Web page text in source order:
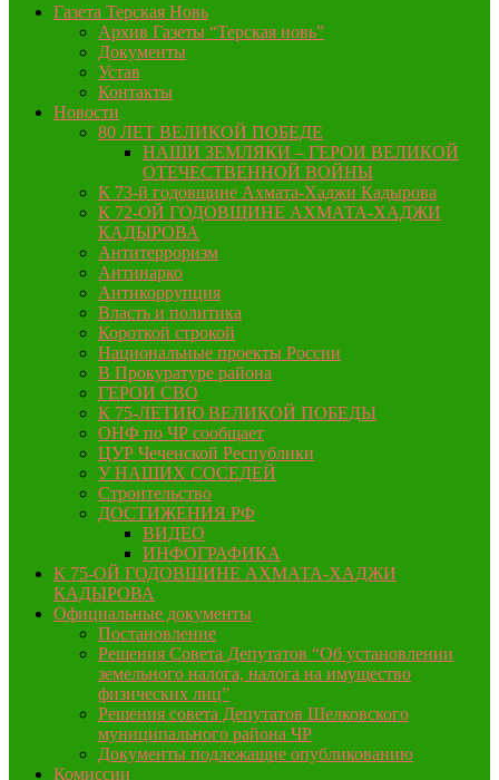
Газета Терская Новь
Архив Газеты “Терская новь”
Документы
Устав
Контакты
Новости
80 ЛЕТ ВЕЛИКОЙ ПОБЕДЕ
НАШИ ЗЕМЛЯКИ – ГЕРОИ ВЕЛИКОЙ
ОТЕЧЕСТВЕННОЙ ВОЙНЫ
К 73-й годовщине Ахмата-Хаджи Кадырова
К 72-ОЙ ГОДОВЩИНЕ АХМАТА-ХАДЖИ
КАДЫРОВА
Антитерроризм
Антинарко
Антикоррупция
Власть и политика
Короткой строкой
Национальные проекты России
В Прокуратуре района
ГЕРОИ СВО
К 75-ЛЕТИЮ ВЕЛИКОЙ ПОБЕДЫ
ОНФ по ЧР сообщает
ЦУР Чеченской Республики
У НАШИХ СОСЕДЕЙ
Строительство
ДОСТИЖЕНИЯ РФ
ВИДЕО
ИНФОГРАФИКА
К 75-ОЙ ГОДОВЩИНЕ АХМАТА-ХАДЖИ
КАДЫРОВА
Официальные документы
Постановление
Решения Совета Депутатов “Об установлении
земельного налога, налога на имущество
физических лиц”
Решения совета Депутатов Шелковского
муниципального района ЧР
Документы подлежащие опубликованию
Комиссии